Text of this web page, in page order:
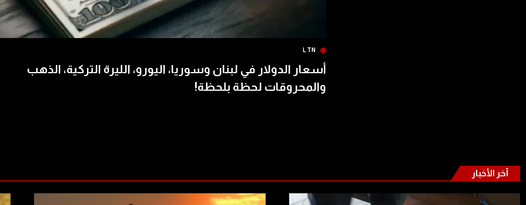
LTN
أسعار الدولار في لبنان وسوريا، اليورو، الليرة التركية، الذهب
والمحروقات لحظة بلحظة!
آخر الأخبار